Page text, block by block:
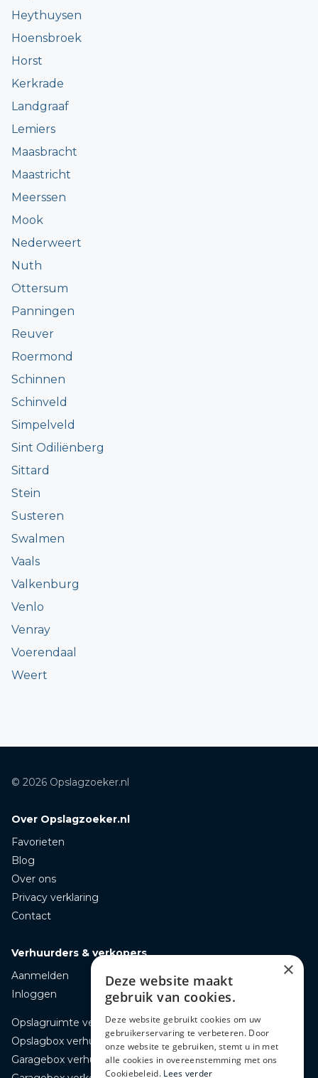
Heythuysen
Hoensbroek
Horst
Kerkrade
Landgraaf
Lemiers
Maasbracht
Maastricht
Meerssen
Mook
Nederweert
Nuth
Ottersum
Panningen
Reuver
Roermond
Schinnen
Schinveld
Simpelveld
Sint Odiliënberg
Sittard
Stein
Susteren
Swalmen
Vaals
Valkenburg
Venlo
Venray
Voerendaal
Weert
© 2026 Opslagzoeker.nl
Over Opslagzoeker.nl
Favorieten
Blog
Over ons
Privacy verklaring
Contact
Verhuurders & verkopers
Aanmelden
Inloggen
Opslagruimte verhuren
Opslagbox verhuren
Garagebox verhuren
×
Deze website maakt
gebruik van cookies.
Deze website gebruikt cookies om uw
gebruikerservaring te verbeteren. Door
onze website te gebruiken, stemt u in met
alle cookies in overeenstemming met ons
Cookiebeleid. Lees verder